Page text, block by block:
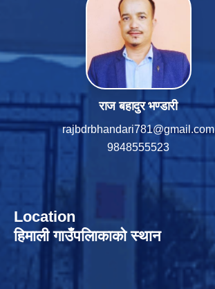
राज बहादुर भण्डारी
rajbdrbhandari781@gmail.com
9848555523
Location
हिमाली गाउँपलािकाको स्थान